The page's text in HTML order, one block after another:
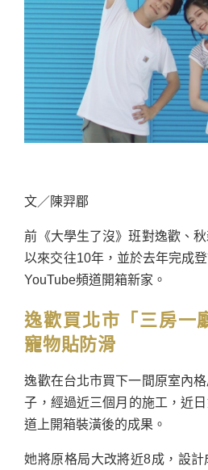
文／陳羿郿
前《大學生了沒》班對逸歡、
以來交往10年，並於去年完成
YouTube頻道開箱新家。
逸歡買北市 「三房
寵物貼防滑
逸歡在台北市買下一間原室內
子，經過近三個月的施工，近
道上開箱裝潢後的成果。
她將原格局大改將近8成，設